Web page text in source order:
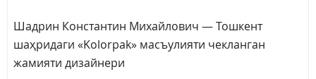
Шадрин Константин Михайлович — Тошкент
шаҳридаги «Kolorpak» масъулияти чекланган
жамияти дизайнери